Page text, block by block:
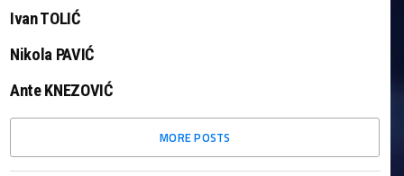
Ivan TOLIĆ
Nikola PAVIĆ
Ante KNEZOVIĆ
MORE POSTS